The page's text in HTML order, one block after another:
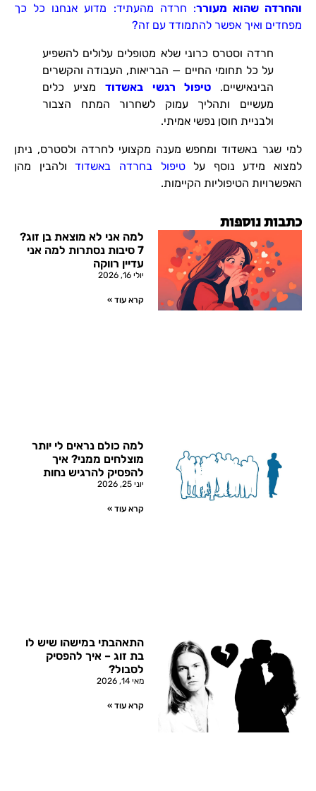
והחרדה שהוא מעורר: חרדה מהעתיד: מדוע אנחנו כל כך
מפחדים ואיך אפשר להתמודד עם זה?
חרדה וסטרס כרוני שלא מטופלים עלולים להשפיע
על כל תחומי החיים — הבריאות, העבודה והקשרים
הבינאישיים.טיפול רגשי באשדודמציע כלים
מעשיים ותהליך עמוק לשחרור המתח הצבור
ולבניית חוסן נפשי אמיתי.
למי שגר באשדוד ומחפש מענה מקצועי לחרדה ולסטרס, ניתן
למצוא מידע נוסף עלטיפול בחרדה באשדודולהבין מהן
האפשרויות הטיפוליות הקיימות.
כתבות נוספות
למה אני לא מוצאת בן זוג?
7 סיבות נסתרות למה אני
עדיין רווקה
יולי 16, 2026
קרא עוד »
למה כולם נראים לי יותר
מוצלחים ממני? איך
להפסיק להרגיש נחות
יוני 25, 2026
קרא עוד »
התאהבתי במישהו שיש לו
בת זוג – איך להפסיק
לסבול?
מאי 14, 2026
קרא עוד »